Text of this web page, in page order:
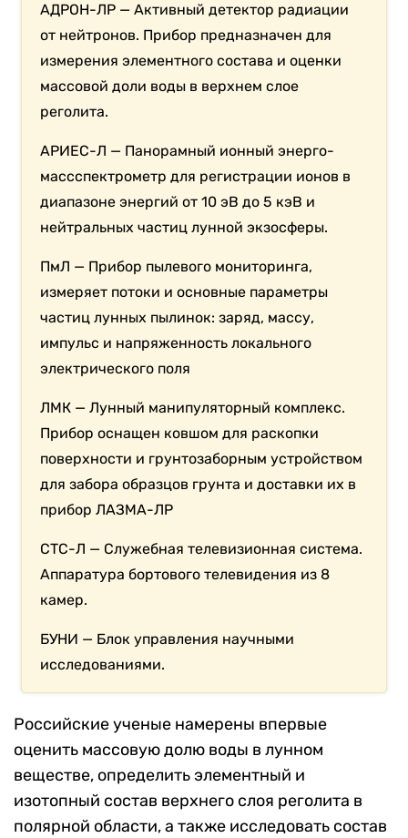
АДРОН-ЛР — Активный детектор радиации
от нейтронов. Прибор предназначен для
измерения элементного состава и оценки
массовой доли воды в верхнем слое
реголита.
АРИЕС-Л — Панорамный ионный энерго-
массспектрометр для регистрации ионов в
диапазоне энергий от 10 эВ до 5 кэВ и
нейтральных частиц лунной экзосферы.
ПмЛ — Прибор пылевого мониторинга,
измеряет потоки и основные параметры
частиц лунных пылинок: заряд, массу,
импульс и напряженность локального
электрического поля
ЛМК — Лунный манипуляторный комплекс.
Прибор оснащен ковшом для раскопки
поверхности и грунтозаборным устройством
для забора образцов грунта и доставки их в
прибор ЛАЗМА-ЛР
СТС-Л — Служебная телевизионная система.
Аппаратура бортового телевидения из 8
камер.
БУНИ — Блок управления научными
исследованиями.
Российские ученые намерены впервые
оценить массовую долю воды в лунном
веществе, определить элементный и
изотопный состав верхнего слоя реголита в
полярной области, а также исследовать состав